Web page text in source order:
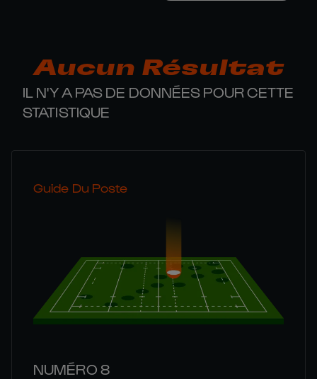
Aucun Résultat
IL N'Y A PAS DE DONNÉES POUR CETTE
STATISTIQUE
Guide Du Poste
NUMÉRO 8